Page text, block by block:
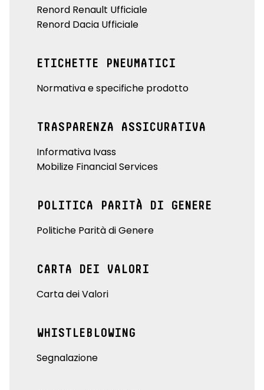
Renord Renault Ufficiale
Renord Dacia Ufficiale
ETICHETTE PNEUMATICI
Normativa e specifiche prodotto
TRASPARENZA ASSICURATIVA
Informativa Ivass
Mobilize Financial Services
POLITICA PARITÀ DI GENERE
Politiche Parità di Genere
CARTA DEI VALORI
Carta dei Valori
WHISTLEBLOWING
Segnalazione